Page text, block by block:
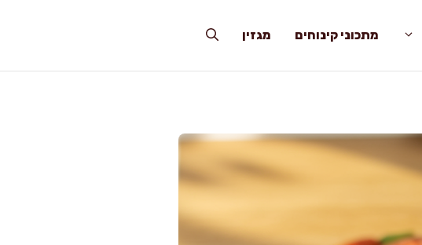
מתכוני קינוחים מגזין